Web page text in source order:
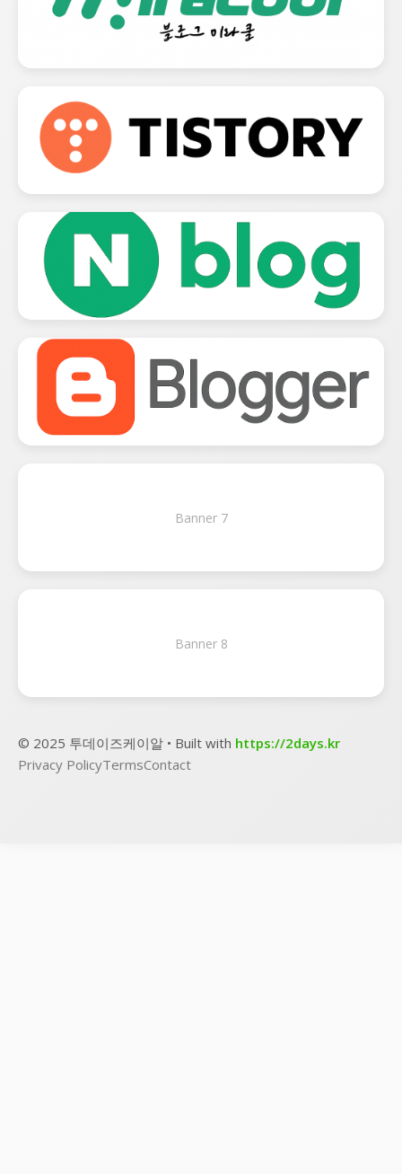
Banner 7
Banner 8
© 2025 투데이즈케이알 • Built with https://2days.kr
Privacy PolicyTermsContact